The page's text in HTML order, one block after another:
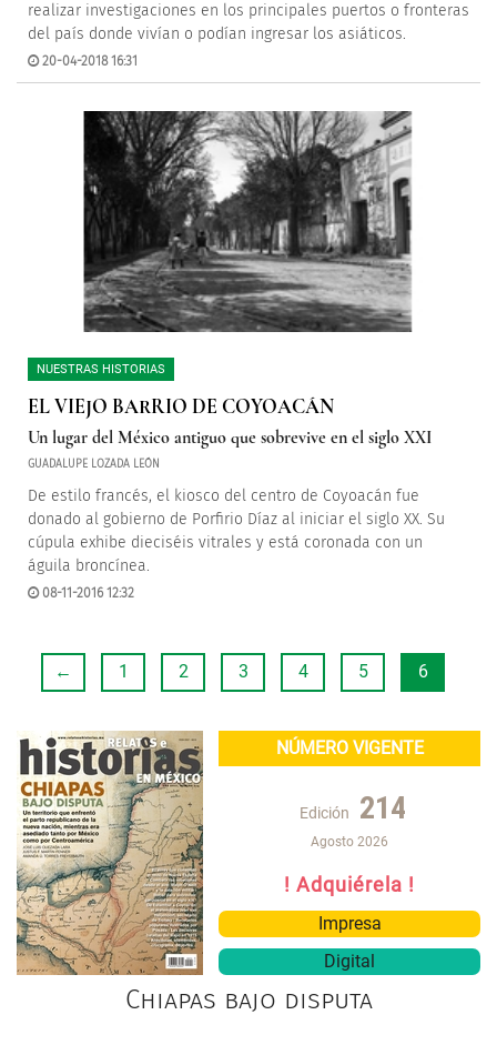
realizar investigaciones en los principales puertos o fronteras
del país donde vivían o podían ingresar los asiáticos.
20-04-2018 16:31
NUESTRAS HISTORIAS
EL VIEJO BARRIO DE COYOACÁN
Un lugar del México antiguo que sobrevive en el siglo XXI
GUADALUPE LOZADA LEÓN
De estilo francés, el kiosco del centro de Coyoacán fue
donado al gobierno de Porfirio Díaz al iniciar el siglo XX. Su
cúpula exhibe dieciséis vitrales y está coronada con un
águila broncínea.
08-11-2016 12:32
← 1 2 3 4 5 6
NÚMERO VIGENTE
Edición 214
Agosto 2026
! Adquiérela !
Impresa
Digital
Chiapas bajo disputa